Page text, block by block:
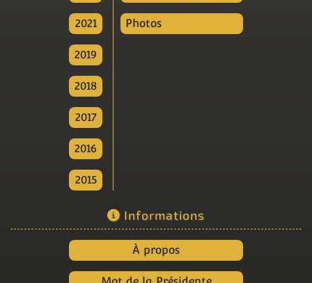
2021
2019
2018
2017
2016
2015
Photos
Informations
À propos